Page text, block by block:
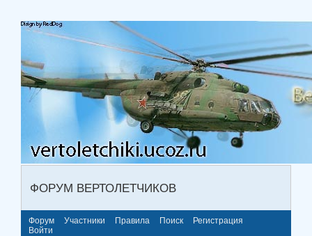
ФОРУМ ВЕРТОЛЕТЧИКОВ
Форум Участники Правила Поиск
Регистрация
Войти